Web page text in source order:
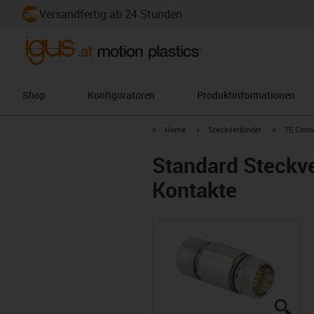
Versandfertig ab 24 Stunden
Shop Konfiguratoren Produktinformationen
igus-icon-arrow-right
Home igus-icon-arrow-right
Steckverbinder igus-
TE
Standard
Kontakte